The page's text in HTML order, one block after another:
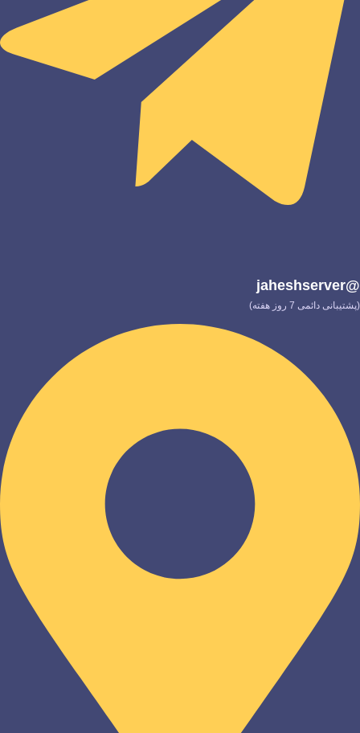
@jaheshserver
(پشتیبانی دائمی 7 روز هفته)